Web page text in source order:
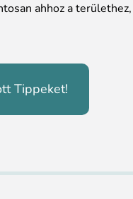
ahhoz a
Tippeket!